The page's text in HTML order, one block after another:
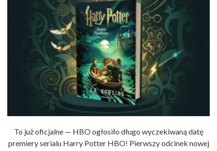
To już oficjalne — HBO ogłosiło długo wyczekiwaną datę
premiery serialu Harry Potter HBO! Pierwszy odcinek nowej